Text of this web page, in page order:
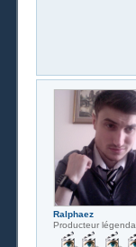
Ralphaez
Producteur